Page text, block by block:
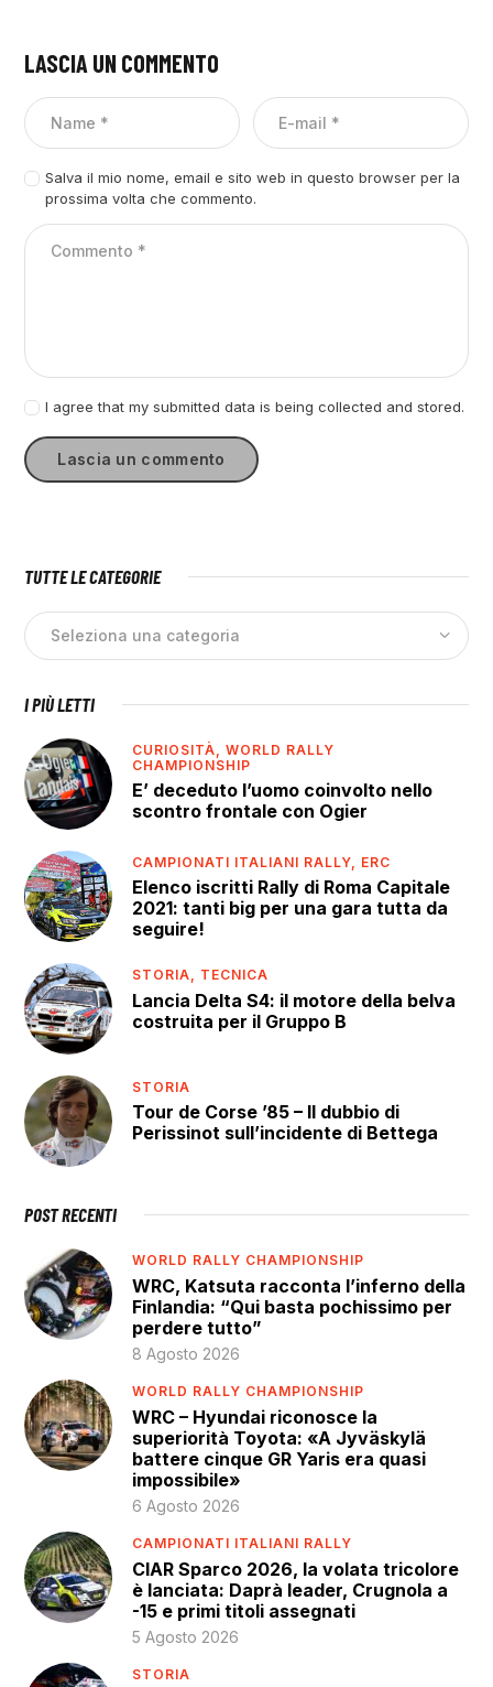
LASCIA UN COMMENTO
Salva il mio nome, email e sito web in questo browser per la
prossima volta che commento.
I agree that my submitted data is being collected and stored.
TUTTE LE CATEGORIE
I PIÙ LETTI
CURIOSITÀ,WORLD RALLY
CHAMPIONSHIP
E’ deceduto l’uomo coinvolto nello
scontro frontale con Ogier
CAMPIONATI ITALIANI RALLY, ERC
Elenco iscritti Rally di Roma Capitale
2021: tanti big per una gara tutta da
seguire!
STORIA, TECNICA
Lancia Delta S4: il motore della belva
costruita per il Gruppo B
STORIA
Tour de Corse ’85 – Il dubbio di
Perissinot sull’incidente di Bettega
POST RECENTI
WORLD RALLY CHAMPIONSHIP
WRC, Katsuta racconta l’inferno della
Finlandia: “Qui basta pochissimo per
perdere tutto”
8 Agosto 2026
WORLD RALLY CHAMPIONSHIP
WRC – Hyundai riconosce la
superiorità Toyota: «A Jyväskylä
battere cinque GR Yaris era quasi
impossibile»
6 Agosto 2026
CAMPIONATI ITALIANI RALLY
CIAR Sparco 2026, la volata tricolore
è lanciata: Daprà leader, Crugnola a
-15 e primi titoli assegnati
5 Agosto 2026
STORIA